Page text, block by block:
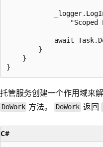
"Scoped
await
        }
    }
托管服务创建一个作用域来
DoWork 方法。 DoWork 返回
C#